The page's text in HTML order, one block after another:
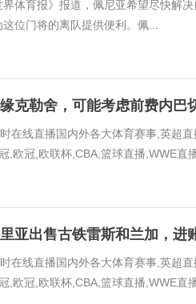
体育报》报道，佩尼亚希望尽快解决
位门将的离队提供便利。佩...
克勒舍，可能考虑前费内巴
在线直播国内外各大体育赛事,英超直
,欧冠,欧联杯,CBA,篮球直播,WWE直播
出精彩...
亚出售古铁雷斯和兰加，进
在线直播国内外各大体育赛事,英超直
,欧冠,欧联杯,CBA,篮球直播,WWE直播